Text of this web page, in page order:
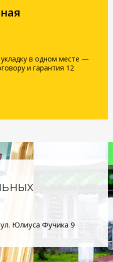
в одном месте —
и гарантия 12
Юлиуса Фучика 9